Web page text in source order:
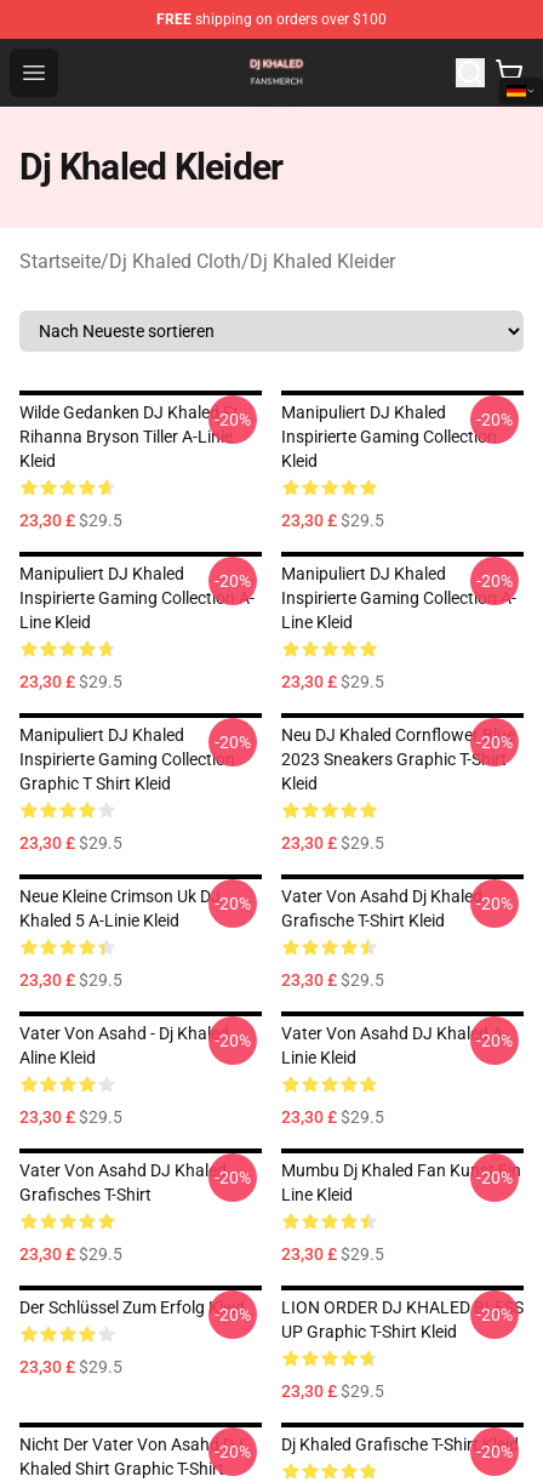
FREE shipping on orders over $100
Open menu
Dj Khaled Shop - Official Dj Khaled Merchandise Store
Dj Khaled Kleider
Startseite/Dj Khaled Cloth/Dj Khaled Kleider
Wilde Gedanken DJ Khaled Ft.
Rihanna Bryson Tiller A-Linie
Kleid
23,30 £$29.5
-20%
Manipuliert DJ Khaled
Inspirierte Gaming Collection
Kleid
23,30 £$29.5
-20%
Manipuliert DJ Khaled
Inspirierte Gaming Collection A-
Line Kleid
23,30 £$29.5
-20%
Manipuliert DJ Khaled
Inspirierte Gaming Collection A-
Line Kleid
23,30 £$29.5
-20%
Manipuliert DJ Khaled
Inspirierte Gaming Collection
Graphic T Shirt Kleid
23,30 £$29.5
-20%
Neu DJ Khaled Cornflower Blue
2023 Sneakers Graphic T-Shirt
Kleid
23,30 £$29.5
-20%
Neue Kleine Crimson Uk DJ
Khaled 5 A-Linie Kleid
23,30 £$29.5
-20%
Vater Von Asahd Dj Khaled
Grafische T-Shirt Kleid
23,30 £$29.5
-20%
Vater Von Asahd - Dj Khaled
Aline Kleid
23,30 £$29.5
-20%
Vater Von Asahd DJ Khaled A-
Linie Kleid
23,30 £$29.5
-20%
Vater Von Asahd DJ Khaled
Grafisches T-Shirt
23,30 £$29.5
-20%
Mumbu Dj Khaled Fan Kunst Ein
Line Kleid
23,30 £$29.5
-20%
Der Schlüssel Zum Erfolg Kleid
23,30 £$29.5
-20%
LION ORDER DJ KHALED BLESS
UP Graphic T-Shirt Kleid
23,30 £$29.5
-20%
Nicht Der Vater Von Asahd DJ
Khaled Shirt Graphic T-Shirt
-20% Dj Khaled Grafische T-Shirt Kleid
-20%